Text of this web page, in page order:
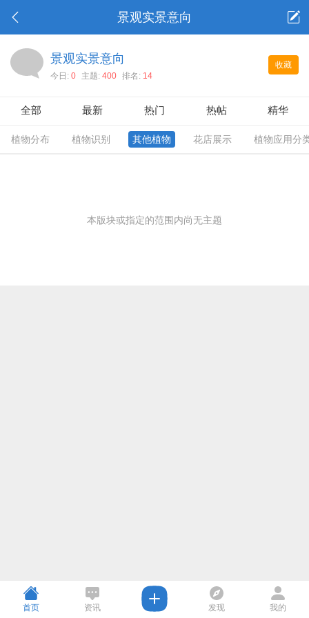
景观实景意向
收藏
景观实景意向
今日: 0 主题: 400 排名: 14
全部 最新 热门 热帖 精华
植物分布 植物识别 其他植物 花店展示 植物应用分
本版块或指定的范围内尚无主题
首页 资讯 发现 我的